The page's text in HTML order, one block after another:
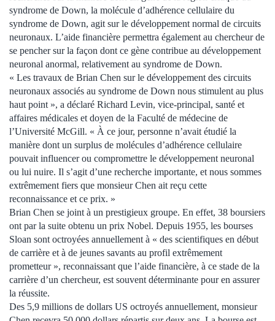
syndrome de Down, la molécule d’adhérence cellulaire du
syndrome de Down, agit sur le développement normal de circuits
neuronaux. L’aide financière permettra également au chercheur de
se pencher sur la façon dont ce gène contribue au développement
neuronal anormal, relativement au syndrome de Down.
« Les travaux de Brian Chen sur le développement des circuits
neuronaux associés au syndrome de Down nous stimulent au plus
haut point », a déclaré Richard Levin, vice-principal, santé et
affaires médicales et doyen de la Faculté de médecine de
l’Université McGill. « À ce jour, personne n’avait étudié la
manière dont un surplus de molécules d’adhérence cellulaire
pouvait influencer ou compromettre le développement neuronal
ou lui nuire. Il s’agit d’une recherche importante, et nous sommes
extrêmement fiers que monsieur Chen ait reçu cette
reconnaissance et ce prix. »
Brian Chen se joint à un prestigieux groupe. En effet, 38 boursiers
ont par la suite obtenu un prix Nobel. Depuis 1955, les bourses
Sloan sont octroyées annuellement à « des scientifiques en début
de carrière et à de jeunes savants au profil extrêmement
prometteur », reconnaissant que l’aide financière, à ce stade de la
carrière d’un chercheur, est souvent déterminante pour en assurer
la réussite.
Des 5,9 millions de dollars US octroyés annuellement, monsieur